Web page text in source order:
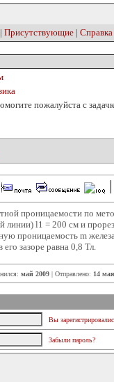
| Присутствующие | Справка
пожалуйста с
проницаемости по
линии) l1 = 200 см и
проницаемость m
зазоре равна 0,8 Тл.
май 2009 | Отправлено: 14
Вы
Забыли пароль?